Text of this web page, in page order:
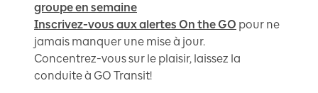
groupe en semaine
Inscrivez-vous aux alertes On the GO pour ne
jamais manquer une mise à jour.
Concentrez-vous sur le plaisir, laissez la
conduite à GO Transit!